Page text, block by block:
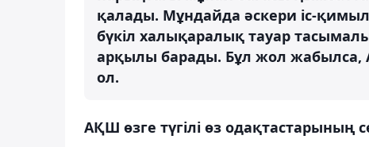
қалады. Мұндайда әскери іс-
бүкіл халықаралық тауар
арқылы барады. Бұл жол жабылса,
ол.
АҚШ өзге түгілі өз одақтастарының